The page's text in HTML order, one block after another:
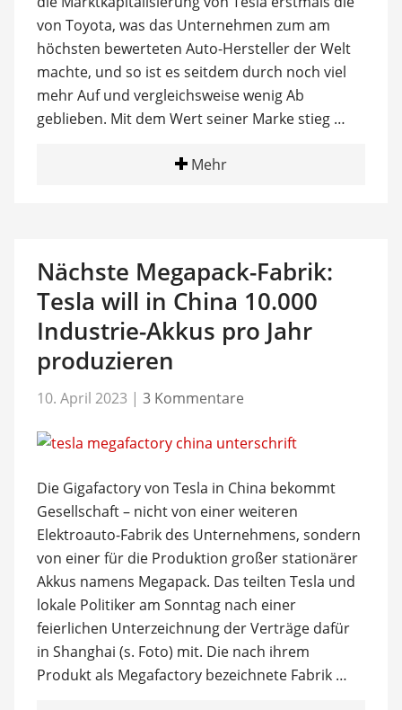
von Toyota, was das Unternehmen zum am
höchsten bewerteten Auto-Hersteller der Welt
machte, und so ist es seitdem durch noch viel
mehr Auf und vergleichsweise wenig Ab
geblieben. Mit dem Wert seiner Marke stieg …
Mehr
Nächste Megapack-Fabrik:
Tesla will in China 10.000
Industrie-Akkus pro Jahr
produzieren
10. April 2023 | 3 Kommentare
Die Gigafactory von Tesla in China bekommt
Gesellschaft – nicht von einer weiteren
Elektroauto-Fabrik des Unternehmens, sondern
von einer für die Produktion großer stationärer
Akkus namens Megapack. Das teilten Tesla und
lokale Politiker am Sonntag nach einer
feierlichen Unterzeichnung der Verträge dafür
in Shanghai (s. Foto) mit. Die nach ihrem
Produkt als Megafactory bezeichnete Fabrik …